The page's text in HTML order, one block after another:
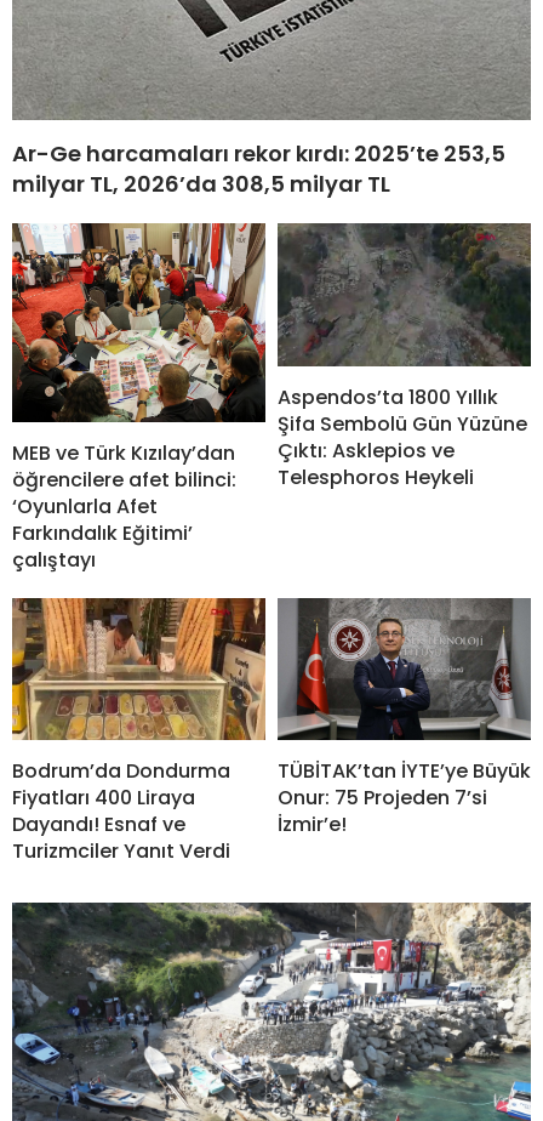
Ar-Ge harcamaları rekor kırdı: 2025’te 253,5
milyar TL, 2026’da 308,5 milyar TL
MEB ve Türk Kızılay’dan
öğrencilere afet bilinci:
‘Oyunlarla Afet
Farkındalık Eğitimi’
çalıştayı
Aspendos’ta 1800 Yıllık
Şifa Sembolü Gün Yüzüne
Çıktı: Asklepios ve
Telesphoros Heykeli
Bodrum’da Dondurma
Fiyatları 400 Liraya
Dayandı! Esnaf ve
Turizmciler Yanıt Verdi
TÜBİTAK’tan İYTE’ye Büyük
Onur: 75 Projeden 7’si
İzmir’e!